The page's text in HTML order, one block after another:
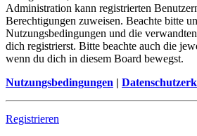
Administration kann registrierten
Berechtigungen zuweisen. Beachte bitte
Nutzungsbedingungen und die
dich registrierst. Bitte beachte auch die
wenn du dich in diesem Board bewegst.
Nutzungsbedingungen |
Registrieren